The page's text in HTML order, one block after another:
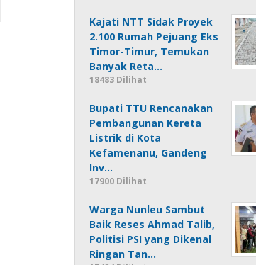
Kajati NTT Sidak Proyek
2.100 Rumah Pejuang Eks
Timor-Timur, Temukan
Banyak Reta…
18483 Dilihat
Bupati TTU Rencanakan
Pembangunan Kereta
Listrik di Kota
Kefamenanu, Gandeng
Inv…
17900 Dilihat
Warga Nunleu Sambut
Baik Reses Ahmad Talib,
Politisi PSI yang Dikenal
Ringan Tan…